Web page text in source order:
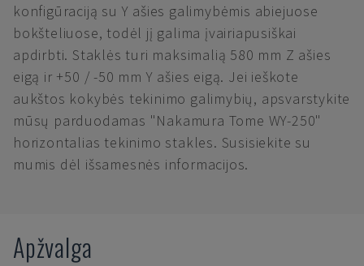
konfigūraciją su Y ašies galimybėmis abiejuose
bokšteliuose, todėl jį galima įvairiapusiškai
apdirbti. Staklės turi maksimalią 580 mm Z ašies
eigą ir +50 / -50 mm Y ašies eigą. Jei ieškote
aukštos kokybės tekinimo galimybių, apsvarstykite
mūsų parduodamas "Nakamura Tome WY-250"
horizontalias tekinimo stakles. Susisiekite su
mumis dėl išsamesnės informacijos.
Apžvalga